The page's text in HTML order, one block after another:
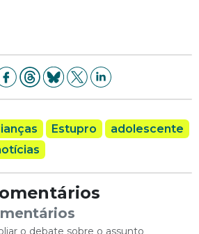
Estupro
adolescente
o debate sobre o assunto